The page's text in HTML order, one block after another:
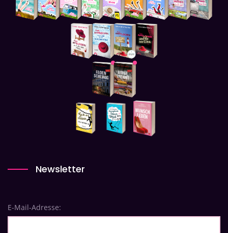
Newsletter
E-Mail-Adresse: